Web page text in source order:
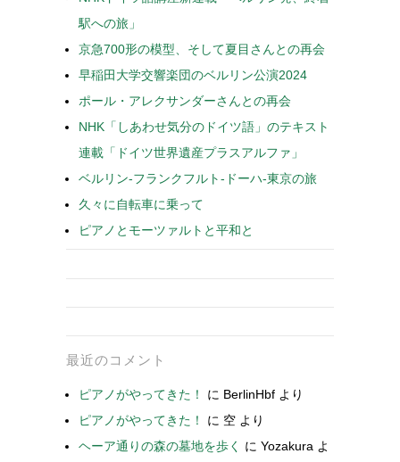
駅への旅」
京急700形の模型、そして夏目さんとの再会
早稲田大学交響楽団のベルリン公演2024
ポール・アレクサンダーさんとの再会
NHK「しあわせ気分のドイツ語」のテキスト
連載「ドイツ世界遺産プラスアルファ」
ベルリン-フランクフルト-ドーハ-東京の旅
久々に自転車に乗って
ピアノとモーツァルトと平和と
最近のコメント
ピアノがやってきた！ に BerlinHbf より
ピアノがやってきた！
に 空 より
ヘーア通りの森の墓地を歩く
に Yozakura よ